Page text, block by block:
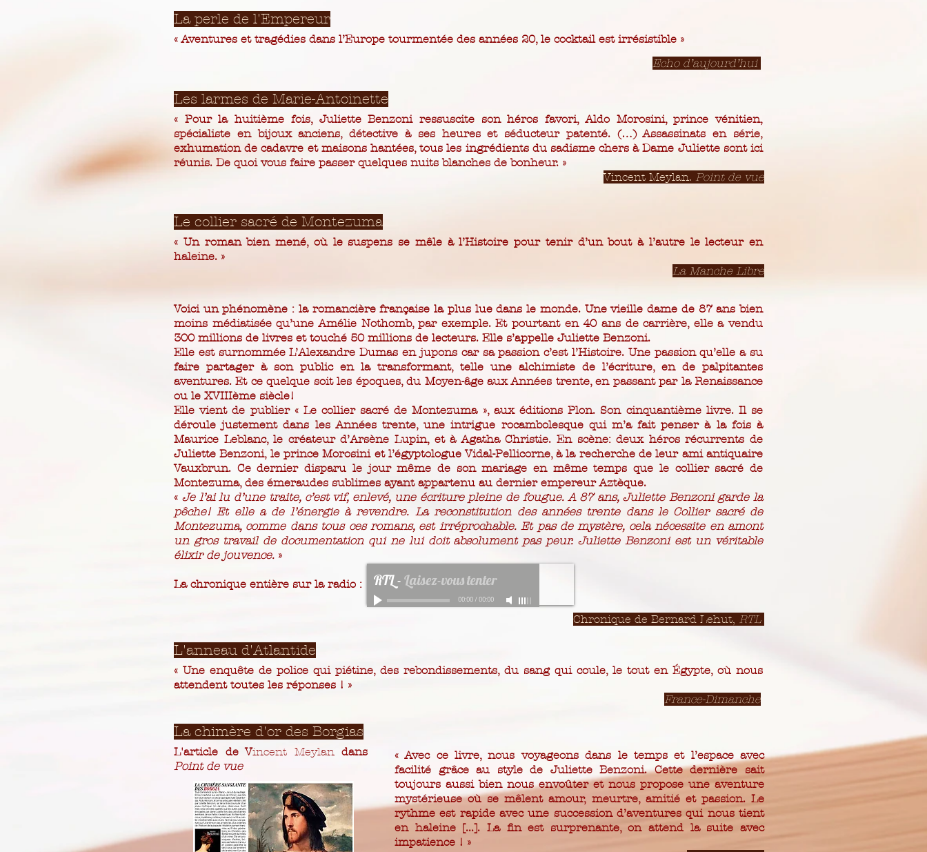
La perle de l'Empereur
« Aventures et tragédies dans l’Europe tourmentée des années 20, le cocktail est irrésistible »
Echo d’aujourd’hui
Les larmes de Marie-Antoinette
« Pour la huitième fois, Juliette Benzoni ressuscite son héros favori, Aldo Morosini, prince vénitien,
spécialiste en bijoux anciens, détective à ses heures et séducteur patenté. (…) Assassinats en série,
exhumation de cadavre et maisons hantées, tous les ingrédients du sadisme chers à Dame Juliette sont ici
réunis. De quoi vous faire passer quelques nuits blanches de bonheur. »
Vincent Meylan. Point de vue
Le collier sacré de Montezuma
« Un roman bien mené, où le suspens se mêle à l’Histoire pour tenir d’un bout à l’autre le lecteur en
haleine. »
La Manche Libre
Voici un phénomène : la romancière française la plus lue dans le monde. Une vieille dame de 87 ans bien
moins médiatisée qu’une Amélie Nothomb, par exemple. Et pourtant en 40 ans de carrière, elle a vendu
300 millions de livres et touché 50 millions de lecteurs. Elle s’appelle Juliette Benzoni.
Elle est surnommée L’Alexandre Dumas en jupons car sa passion c’est l’Histoire. Une passion qu’elle a su
faire partager à son public en la transformant, telle une alchimiste de l’écriture, en de palpitantes
aventures. Et ce quelque soit les époques, du Moyen-âge aux Années trente, en passant par la Renaissance
ou le XVIIIème siècle!
Elle vient de publier « Le collier sacré de Montezuma », aux éditions Plon. Son cinquantième livre. Il se
déroule justement dans les Années trente, une intrigue rocambolesque qui m’a fait penser à la fois à
Maurice Leblanc, le créateur d’Arsène Lupin, et à Agatha Christie. En scène: deux héros récurrents de
Juliette Benzoni, le prince Morosini et l’égyptologue Vidal-Pellicorne, à la recherche de leur ami antiquaire
Vauxbrun. Ce dernier disparu le jour même de son mariage en même temps que le collier sacré de
Montezuma, des émeraudes sublimes ayant appartenu au dernier empereur Aztèque.
« Je l’ai lu d’une traite, c’est vif, enlevé, une écriture pleine de fougue. A 87 ans, Juliette Benzoni garde la
pêche! Et elle a de l’énergie à revendre. La reconstitution des années trente dans le Collier sacré de
Montezuma, comme dans tous ces romans, est irréprochable. Et pas de mystère, cela nécessite en amont
un gros travail de documentation qui ne lui doit absolument pas peur. Juliette Benzoni est un véritable
élixir de jouvence. »
La chronique entière sur la radio : RTL- Laisez-vous tenter
00:00 / 00:00
Chronique de Bernard Lehut, RTL
L'anneau d'Atlantide
« Une enquête de police qui piétine, des rebondissements, du sang qui coule, le tout en Égypte, où nous
attendent toutes les réponses ! »
France-Dimanche
La chimère d'or des Borgias
L'article de Vincent Meylandans
Point de vue
« Avec ce livre, nous voyageons dans le temps et l’espace avec
facilité grâce au style de Juliette Benzoni. Cette dernière sait
toujours aussi bien nous envoûter et nous propose une aventure
mystérieuse où se mêlent amour, meurtre, amitié et passion. Le
rythme est rapide avec une succession d’aventures qui nous tient
en haleine [...]. La fin est surprenante, on attend la suite avec
impatience ! »